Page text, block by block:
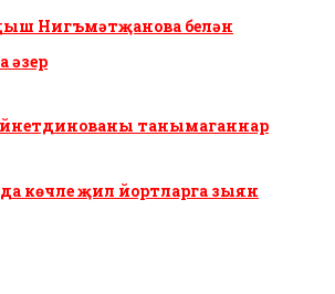
Нигъмәтҗанова белән
әзер
танымаганнар
көчле җил йортларга зыян